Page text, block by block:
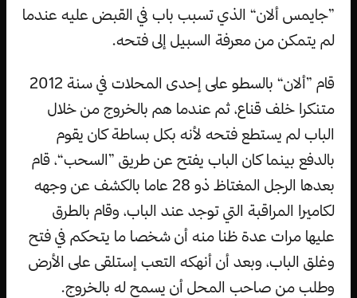
”جايمس ألان“ الذي تسبب باب في القبض عليه عندما
لم يتمكن من معرفة السبيل إلى فتحه.
قام ”ألان“ بالسطو على إحدى المحلات في سنة 2012
متنكرا خلف قناع، ثم عندما هم بالخروج من خلال
الباب لم يستطع فتحه لأنه بكل بساطة كان يقوم
بالدفع بينما كان الباب يفتح عن طريق ”السحب“، قام
بعدها الرجل المغتاظ ذو 28 عاما بالكشف عن وجهه
لكاميرا المراقبة التي توجد عند الباب، وقام بالطرق
عليها مرات عدة ظنا منه أن شخصا ما يتحكم في فتح
وغلق الباب، وبعد أن أنهكه التعب إستلقى على الأرض
وطلب من صاحب المحل أن يسمح له بالخروج.